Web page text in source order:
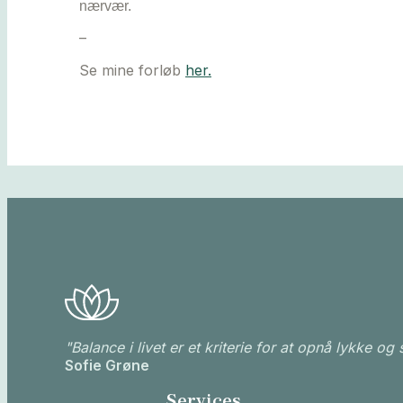
nærvær.
–
Se mine forløb her.
"Balance i livet er et kriterie for at opnå lykke og
Sofie Grøne